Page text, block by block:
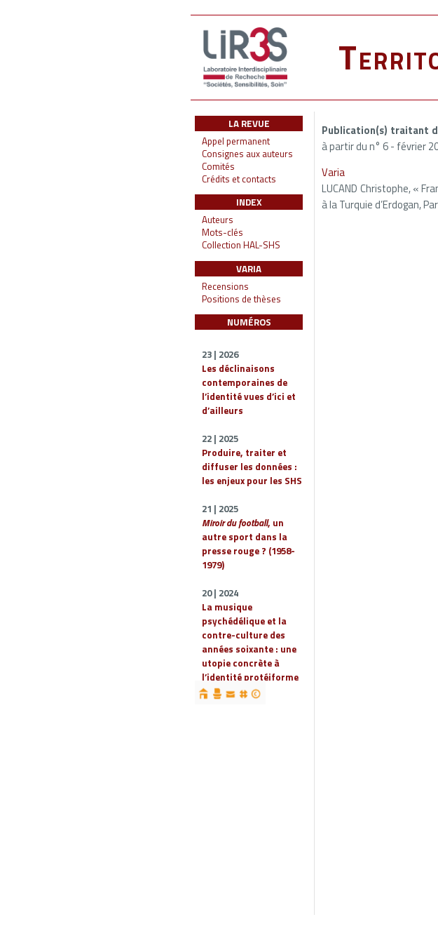
LA REVUE
Appel permanent
Consignes aux auteurs
Comités
Crédits et contacts
INDEX
Auteurs
Mots-clés
Collection HAL-SHS
VARIA
Recensions
Positions de thèses
NUMÉROS
23 | 2026
Les déclinaisons
contemporaines de
l’identité vues d’ici et
d’ailleurs
22 | 2025
Produire, traiter et
diffuser les données :
les enjeux pour les SHS
21 | 2025
Miroir du football, un
autre sport dans la
presse rouge ? (1958-
1979)
20 | 2024
La musique
psychédélique et la
contre-culture des
années soixante : une
utopie concrète à
l’identité protéiforme
devenue « réalité
Publication(s) traitant
à partir du n° 6 - février
Varia
LUCAND Christophe, «
à la Turquie d’Erdogan,